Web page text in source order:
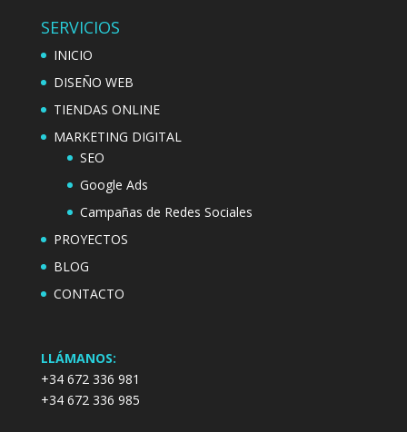
SERVICIOS
INICIO
DISEÑO WEB
TIENDAS ONLINE
MARKETING DIGITAL
SEO
Google Ads
Campañas de Redes Sociales
PROYECTOS
BLOG
CONTACTO
LLÁMANOS:
+34 672 336 981
+34 672 336 985